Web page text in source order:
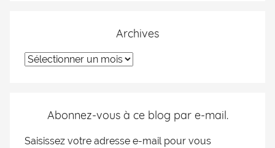
Archives
Abonnez-vous à ce blog par e-mail.
Saisissez votre adresse e-mail pour vous